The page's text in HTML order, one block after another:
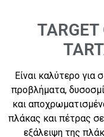
Είναι καλύτερο
προβλήματα,
και
πλάκας και πέτρας
εξάλειψη της